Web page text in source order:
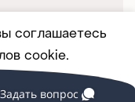
соглашаетесь
cookie.
Задать вопрос